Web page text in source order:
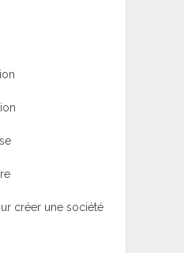
créer une société